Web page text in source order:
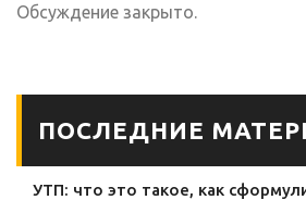
Обсуждение закрыто.
ПОСЛЕДНИЕ
УТП: что это такое, как